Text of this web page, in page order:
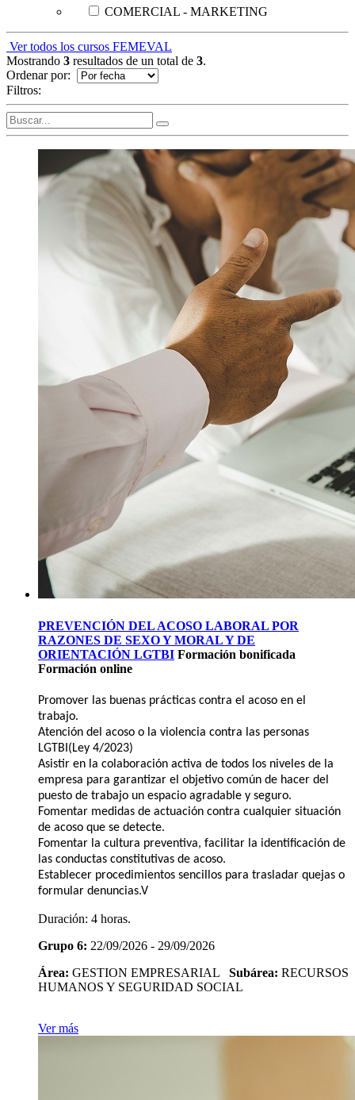
COMERCIAL - MARKETING
Ver todos los cursos FEMEVAL
Mostrando 3 resultados de un total de 3.
Ordenar por:
Filtros:
PREVENCIÓN DEL ACOSO LABORAL POR
RAZONES DE SEXO Y MORAL Y DE
ORIENTACIÓN LGTBI Formación bonificada
Formación online
Promover las buenas prácticas contra el acoso en el
trabajo.
Atención del acoso o la violencia contra las personas
LGTBI(Ley 4/2023)
Asistir en la colaboración activa de todos los niveles de la
empresa para garantizar el objetivo común de hacer del
puesto de trabajo un espacio agradable y seguro.
Fomentar medidas de actuación contra cualquier situación
de acoso que se detecte.
Fomentar la cultura preventiva, facilitar la identificación de
las conductas constitutivas de acoso.
Establecer procedimientos sencillos para trasladar quejas o
formular denuncias.V
Duración: 4 horas.
Grupo 6: 22/09/2026 - 29/09/2026
Área: GESTION EMPRESARIAL Subárea: RECURSOS
HUMANOS Y SEGURIDAD SOCIAL
Ver más